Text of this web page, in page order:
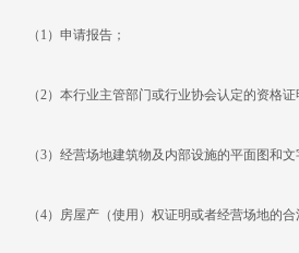
（1）申请报告；
（2）本行业主管部门或行业协会认定的资格证
（3）经营场地建筑物及内部设施的平面图和文
（4）房屋产（使用）权证明或者经营场地的合